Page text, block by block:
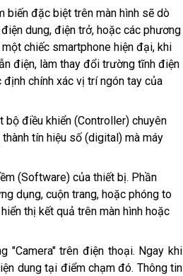
biến đặc biệt trên màn hình sẽ dò
dung, điện trở, hoặc các phương
chiếc smartphone hiện đại, khi
điện, làm thay đổi trường tĩnh điện
chính xác vị trí ngón tay của
điều khiển (Controller) chuyên
tín hiệu số (digital) mà máy
(Software) của thiết bị. Phần
dụng, cuộn trang, hoặc phóng to
thị kết quả trên màn hình hoặc
"Camera" trên điện thoại. Ngay khi
dung tại điểm chạm đó. Thông tin